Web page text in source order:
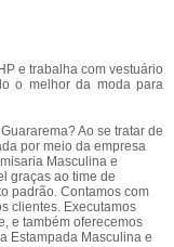
e trabalha com vestuário
o melhor da moda para
Ao se tratar de
por meio da empresa
Masculina e
graças ao time de
padrão. Contamos com
clientes. Executamos
e também oferecemos
Estampada Masculina e